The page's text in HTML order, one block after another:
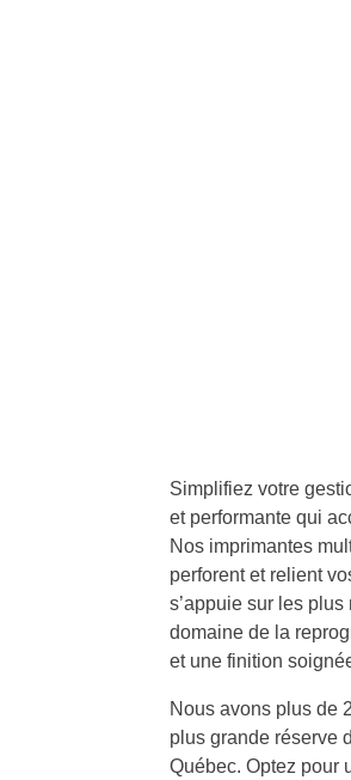
Simplifiez votre
et performante qui
Nos imprimantes
perforent et relient
s’appuie sur les
domaine de la
et une finition
Nous avons plus de
plus grande réserve
Québec. Optez pour